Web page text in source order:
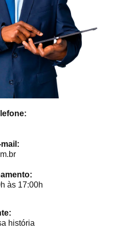
às 17:00h
história